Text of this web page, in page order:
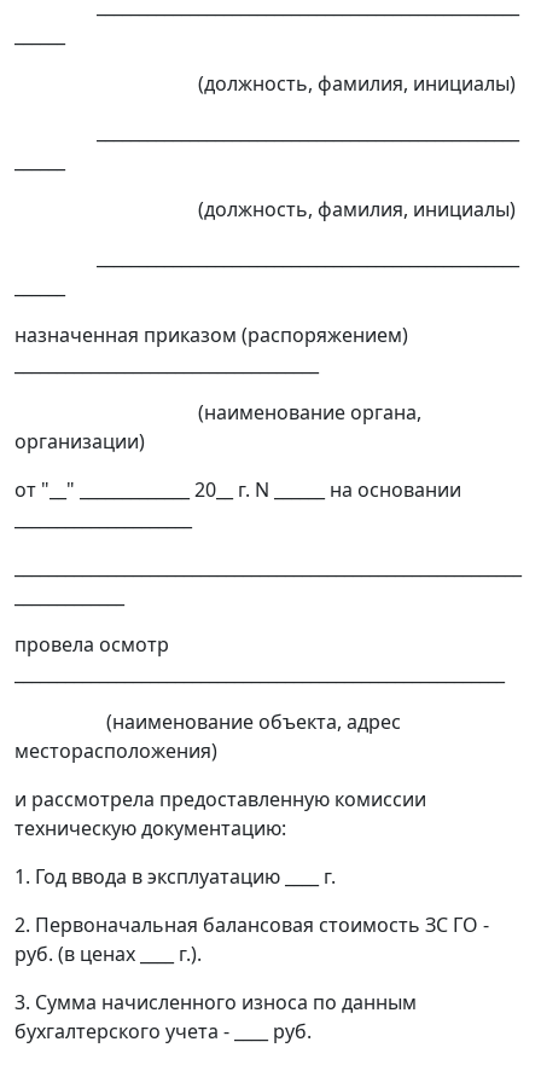
(должность, фамилия, инициалы)
(должность, фамилия, инициалы)
назначенная приказом (распоряжением)
(наименование органа,
организации)
от "__" _____________ 20__ г. N ______ на основании
провела осмотр
(наименование объекта, адрес
месторасположения)
и рассмотрела предоставленную комиссии
техническую документацию:
1. Год ввода в эксплуатацию ____ г.
2. Первоначальная балансовая стоимость ЗС ГО -
руб. (в ценах ____ г.).
3. Сумма начисленного износа по данным
бухгалтерского учета - ____ руб.